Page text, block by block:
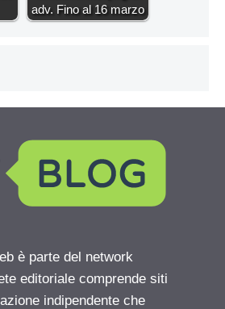
adv. Fino al 16 marzo
è parte del network
editoriale comprende siti
indipendente che